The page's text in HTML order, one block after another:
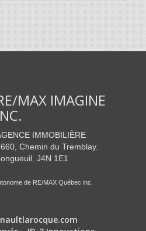
MAX IMAGINE
IMMOBILIÈRE
Chemin du Tremblay.
J4N 1E1
de RE/MAX Québec inc.